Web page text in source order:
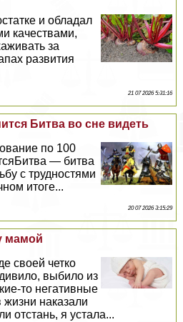
и обладал
качествами,
за
развития
21 07 2026 5:31:16
Битва во сне видеть
по 100
— битва
с трудностями
итоге...
20 07 2026 3:15:29
мамой
своей четко
выбило из
то негативные
жизни наказали
отстань, я устала...